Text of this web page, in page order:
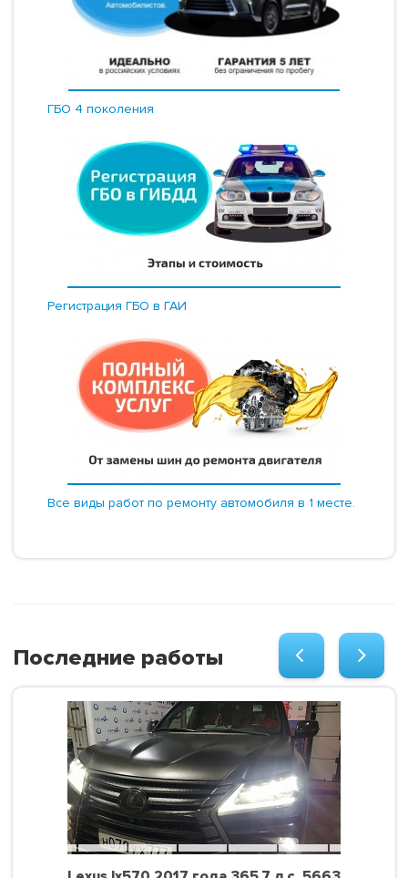
ГБО 4 поколения
Регистрация ГБО в ГАИ
Все виды работ по ремонту автомобиля в 1 месте.
Последние работы